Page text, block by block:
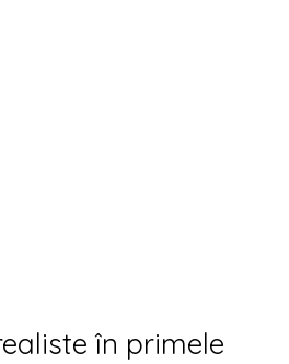
în primele